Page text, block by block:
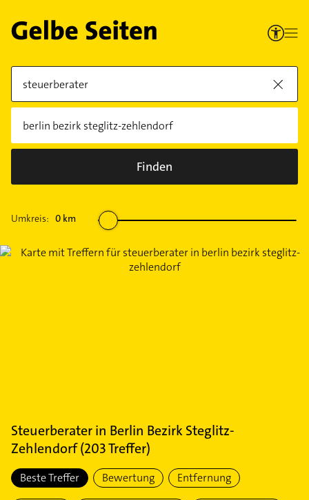
Finden
Umkreis: 0 km
Steuerberaterin Berlin Bezirk Steglitz-
Zehlendorf(203Treffer)
Beste Treffer Bewertung Entfernung